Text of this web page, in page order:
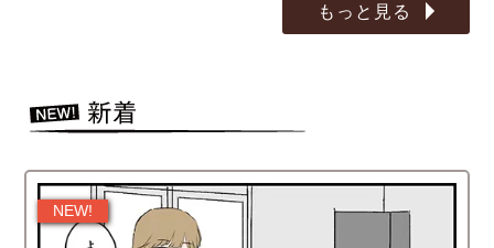
もっと見る